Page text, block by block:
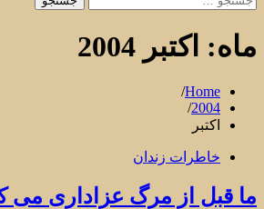
ماه: اکتبر 2004
Home
2004
اکتبر
خاطرات زندان
ما قبل از مرگ عزاداری می